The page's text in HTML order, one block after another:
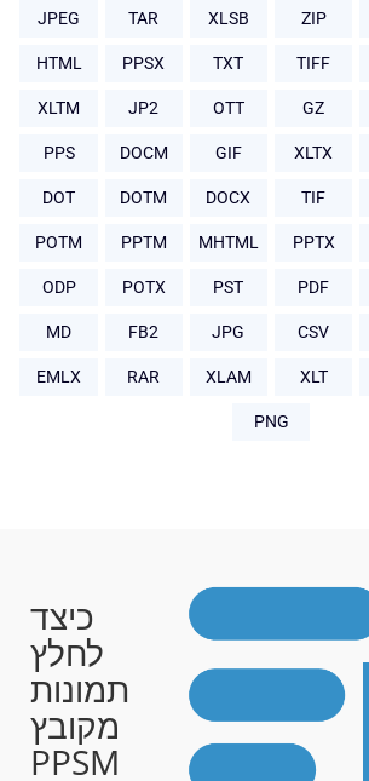
JPEG TAR XLSB ZIP
HTML PPSX TXT TIFF
XLTM JP2 OTT GZ
PPS DOCM GIF XLTX
DOT DOTM DOCX TIF
POTM PPTM MHTML PPTX
ODP POTX PST PDF
MD FB2 JPG CSV
EMLX RAR XLAM XLT
PNG
כיצד
לחלץ
תמונות
מקובץ
PPSM